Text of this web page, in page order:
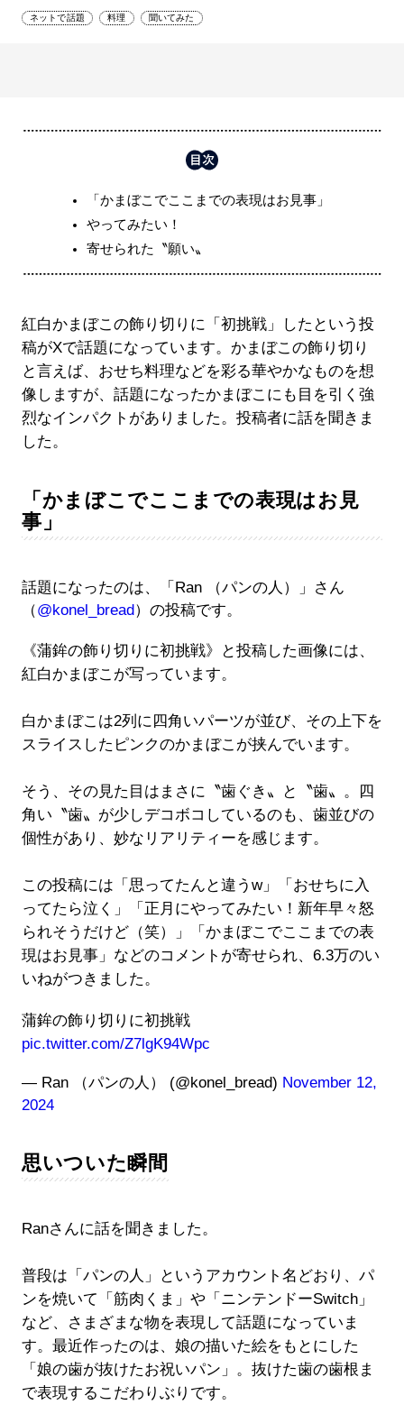
ネットで話題 料理 聞いてみた
「かまぼこでここまでの表現はお見事」
やってみたい！
寄せられた〝願い〟
紅白かまぼこの飾り切りに「初挑戦」したという投
稿がXで話題になっています。かまぼこの飾り切り
と言えば、おせち料理などを彩る華やかなものを想
像しますが、話題になったかまぼこにも目を引く強
烈なインパクトがありました。投稿者に話を聞きま
した。
「かまぼこでここまでの表現はお見
事」
話題になったのは、「Ran （パンの人）」さん
（@konel_bread）の投稿です。
《蒲鉾の飾り切りに初挑戦》と投稿した画像には、
紅白かまぼこが写っています。
白かまぼこは2列に四角いパーツが並び、その上下を
スライスしたピンクのかまぼこが挟んでいます。
そう、その見た目はまさに〝歯ぐき〟と〝歯〟。四
角い〝歯〟が少しデコボコしているのも、歯並びの
個性があり、妙なリアリティーを感じます。
この投稿には「思ってたんと違うw」「おせちに入
ってたら泣く」「正月にやってみたい！新年早々怒
られそうだけど（笑）」「かまぼこでここまでの表
現はお見事」などのコメントが寄せられ、6.3万のい
いねがつきました。
蒲鉾の飾り切りに初挑戦
pic.twitter.com/Z7lgK94Wpc
— Ran （パンの人） (@konel_bread) November 12,
2024
思いついた瞬間
Ranさんに話を聞きました。
普段は「パンの人」というアカウント名どおり、パ
ンを焼いて「筋肉くま」や「ニンテンドーSwitch」
など、さまざまな物を表現して話題になっていま
す。最近作ったのは、娘の描いた絵をもとにした
「娘の歯が抜けたお祝いパン」。抜けた歯の歯根ま
で表現するこだわりぶりです。